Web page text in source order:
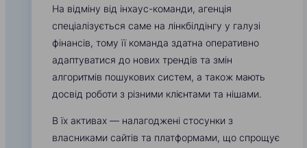
На відміну від інхаус-команди, агенція
спеціалізується саме на лінкбілдінгу у галузі
фінансів, тому її команда здатна оперативно
адаптуватися до нових трендів та змін
алгоритмів пошукових систем, а також мають
досвід роботи з різними клієнтами та нішами.
В їх активах — налагоджені стосунки з
власниками сайтів та платформами, що спрощує